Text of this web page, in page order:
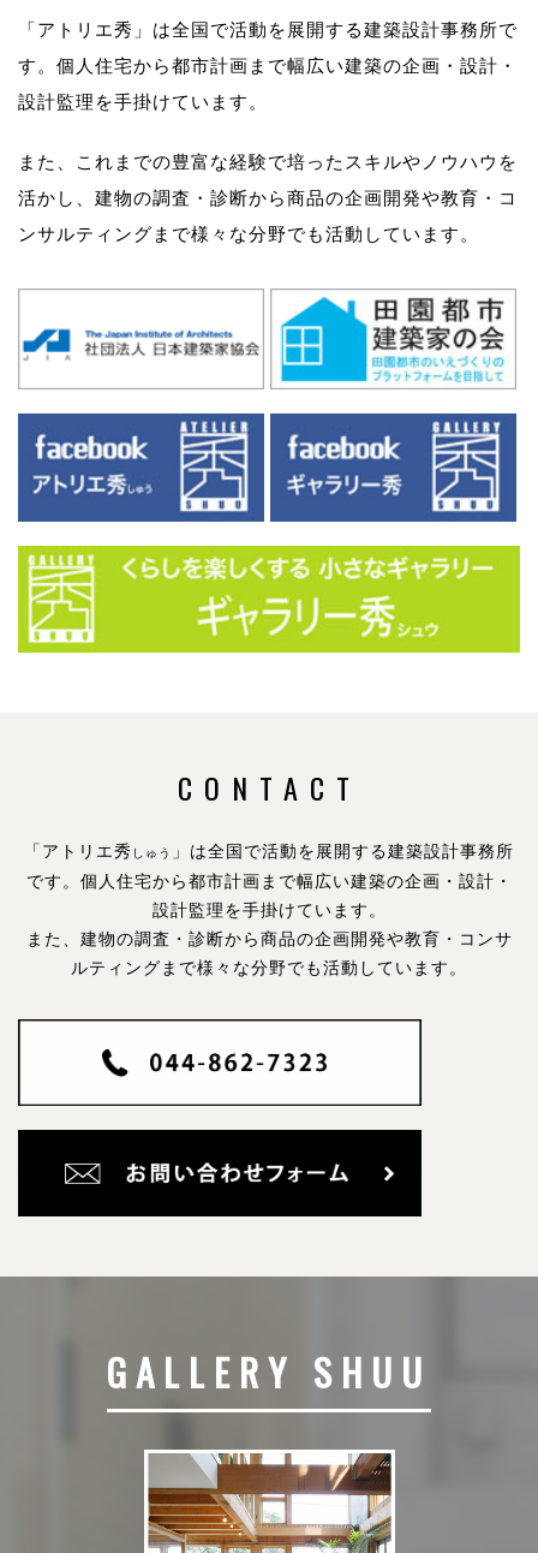
「アトリエ秀」は全国で活動を展開する建築設計事務所で
す。 個人住宅から都市計画まで幅広い建築の企画・設計・
設計監理を手掛けています。
また、これまでの豊富な経験で培ったスキルやノウハウを
活かし、 建物の調査・診断から商品の企画開発や教育・コ
ンサルティングまで様々な分野でも活動しています。
CONTACT
「アトリエ秀 しゅう
」は全国で活動を展開する建築設計事務所
です。 個人住宅から都市計画まで幅広い建築の企画・設計・
設計監理を手掛けています。
また、建物の調査・診断から商品の企画開発や教育・コンサ
ルティングまで様々な分野でも活動しています。
GALLERY SHUU